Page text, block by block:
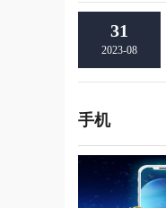
31
2023-08
手机